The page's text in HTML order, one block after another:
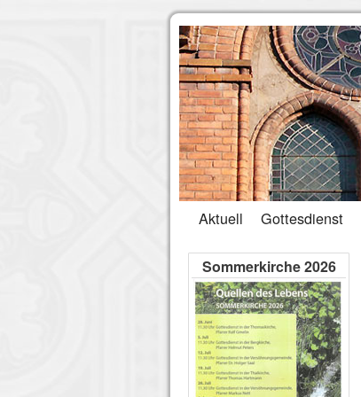
Aktuell Gottesdienst
Sommerkirche 2026